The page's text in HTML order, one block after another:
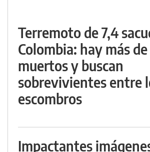
Terremoto de 7,4
Colombia: hay más
muertos y buscan
sobrevivientes entre
escombros
Impactantes